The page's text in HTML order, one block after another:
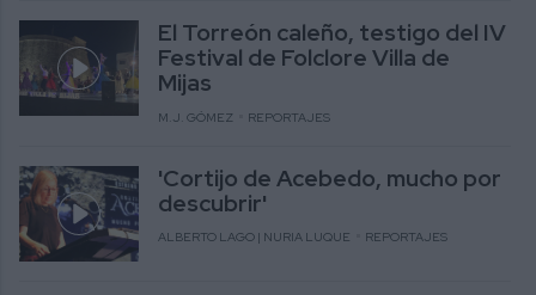
El Torreón caleño, testigo del IV
Festival de Folclore Villa de
Mijas
M.J. GÓMEZ REPORTAJES
'Cortijo de Acebedo, mucho por
descubrir'
ALBERTO LAGO | NURIA LUQUE REPORTAJES